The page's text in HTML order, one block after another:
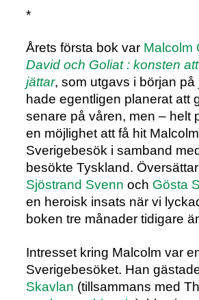
*
Årets första bok var Malcolm
David och Goliat : konsten
jättar, som utgavs i början på
hade egentligen planerat att
senare på våren, men – helt
en möjlighet att få hit
Sverigebesök i samband
besökte Tyskland.
Sjöstrand Svenn och Gösta
en heroisk insats när vi
boken tre månader tidigare
Intresset kring Malcolm var
Sverigebesöket. Han
Skavlan (tillsammans med